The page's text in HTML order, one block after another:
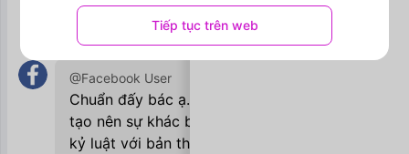
em là những mối duyên lành <3
Lưu 12/12/2019
@Facebook User
Chuẩn đấy bác ạ. Mình thấy một mấu chốt
tạo nên sự khác biệt trong cuộc sống là
kỷ luật với bản thân. Tôn trọng kỷ luật
Tiếp tục trên web